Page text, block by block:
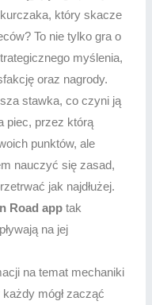
który skacze
To nie tylko gra o
myślenia,
oraz nagrody.
stawka, co czyni ją
piec, przez którą
punktów, ale
nauczyć się zasad,
jak najdłużej.
Road app tak
na jej
na temat mechaniki
mógł zacząć